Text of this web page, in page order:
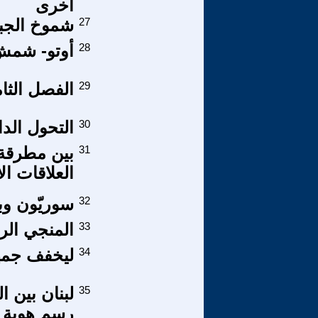
أخرى
شموخ 27
أوتو- 28
الفصل 29
التحول 30
بين
العلاقات
31
سوريّون 32
المنجي 33
ليخفف 34
لبنان بين
رسم هوية
35